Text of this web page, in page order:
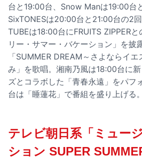
台と19:00台、Snow Manは19:00台
SixTONESは20:00台と21:00台の2回
TUBEは18:00台にFRUITS ZIPPERと
リー・サマー・バケーション」を披
「SUMMER DREAM～さよならイ
み」を歌唱。湘南乃風は18:00台に
ズとコラボした「青春永遠」をパフ
台は「睡蓮花」で番組を盛り上げる。
テレビ朝日系「ミュー
ション SUPER